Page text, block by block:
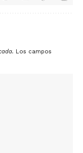
Los campos